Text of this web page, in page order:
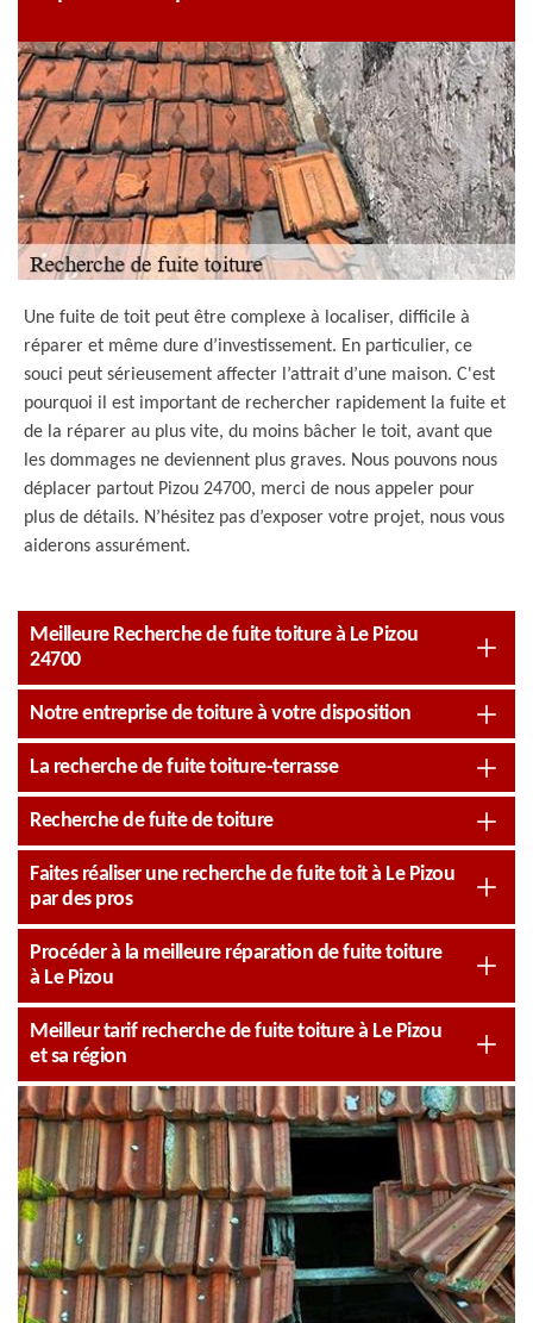
Une fuite de toit peut être complexe à localiser, difficile à
réparer et même dure d’investissement. En particulier, ce
souci peut sérieusement affecter l’attrait d’une maison. C'est
pourquoi il est important de rechercher rapidement la fuite et
de la réparer au plus vite, du moins bâcher le toit, avant que
les dommages ne deviennent plus graves. Nous pouvons nous
déplacer partout Pizou 24700, merci de nous appeler pour
plus de détails. N’hésitez pas d’exposer votre projet, nous vous
aiderons assurément.
Meilleure Recherche de fuite toiture à Le Pizou
24700
Notre entreprise de toiture à votre disposition
La recherche de fuite toiture-terrasse
Recherche de fuite de toiture
Faites réaliser une recherche de fuite toit à Le Pizou
par des pros
Procéder à la meilleure réparation de fuite toiture
à Le Pizou
Meilleur tarif recherche de fuite toiture à Le Pizou
et sa région